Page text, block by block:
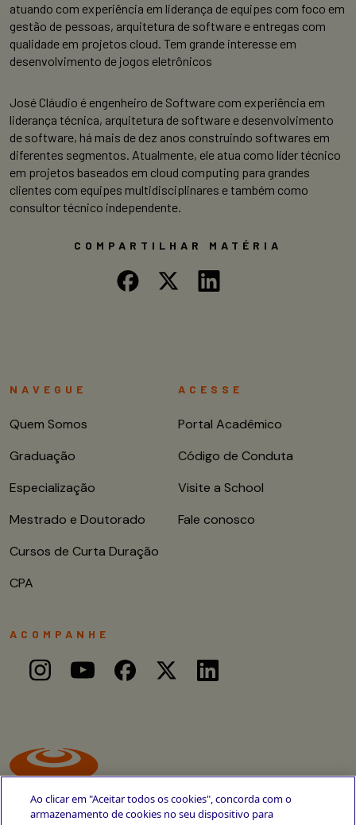
atuando com experiência em liderança de equipes com foco em
gestão de pessoas, arquitetura de software e entregas com
qualidade em projetos cloud. Tem grande interesse em
desenvolvimento de jogos eletrônicos
José Cláudio é engenheiro de Software com experiência em
liderança técnica, arquitetura de software e desenvolvimento
de software, há mais de dez anos construindo softwares em
diferentes segmentos. Atualmente, ele atua como líder técnico
em projetos baseados em cloud computing para grandes
clientes com equipes multidisciplinares e também como
consultor técnico independente.
COMPARTILHAR MATÉRIA
NAVEGUE
Quem Somos
Graduação
Especialização
Mestrado e Doutorado
Cursos de Curta Duração
CPA
ACESSE
Portal Acadêmico
Código de Conduta
Visite a School
Fale conosco
ACOMPANHE
Ao clicar em "Aceitar todos os cookies", concorda com o
armazenamento de cookies no seu dispositivo para